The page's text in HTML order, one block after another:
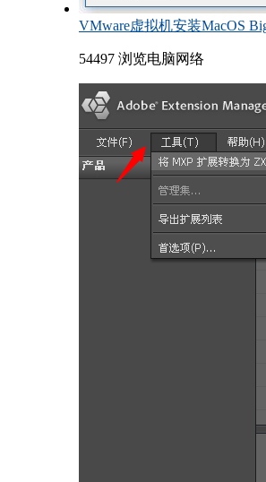
VMware虚拟机安装MacOS
54497 浏览电脑网络